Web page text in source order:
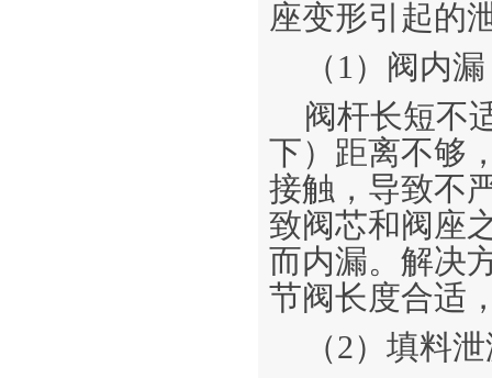
座变形引起的
（1）阀内漏
阀杆长短不
下）距离不够
接触，导致不
致阀芯和阀座
而内漏。解决
节阀长度合适
（2）填料